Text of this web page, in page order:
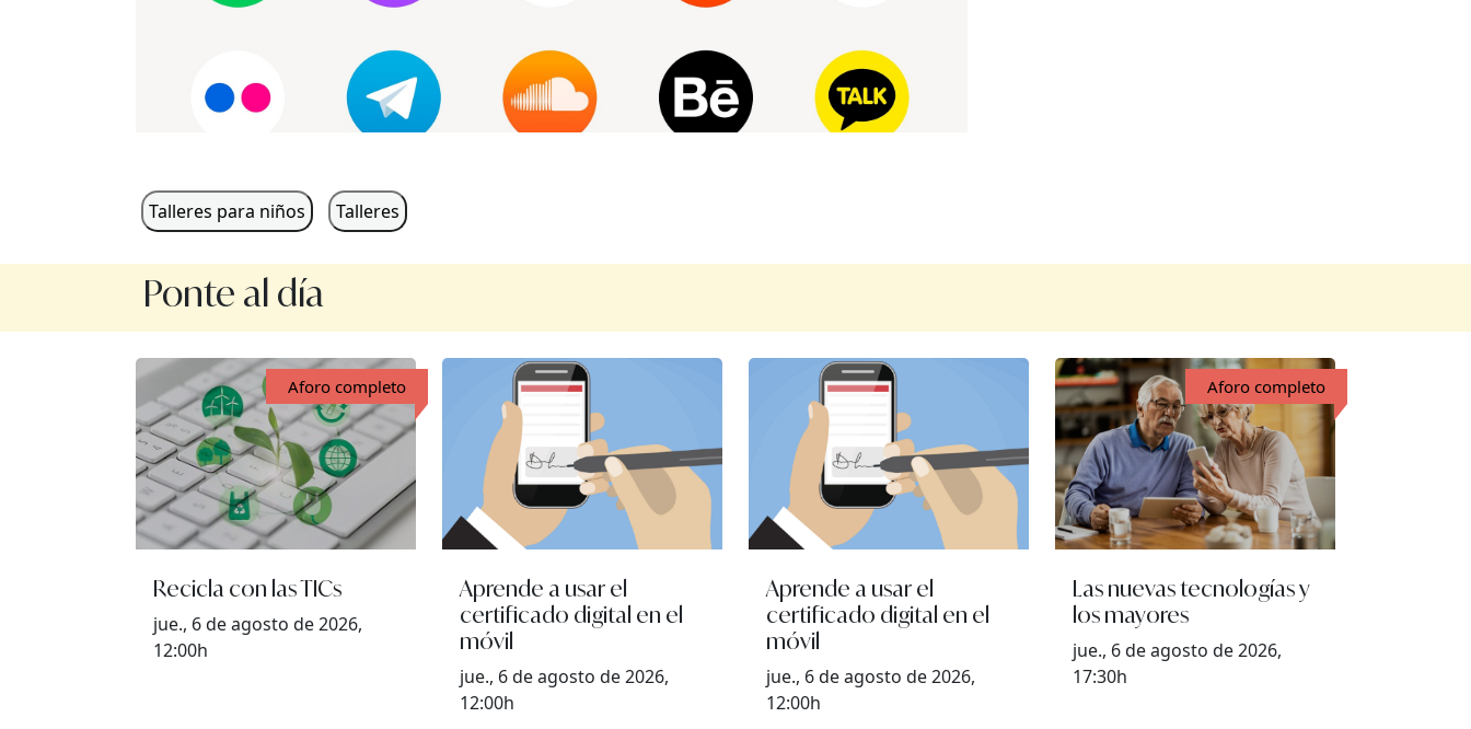
Talleres para niños Talleres
Ponte al día
Aforo completo
Recicla con las TICs
jue., 6 de agosto de 2026,
12:00h
Aprende a usar el
certificado digital en el
móvil
jue., 6 de agosto de 2026,
12:00h
Aprende a usar el
certificado digital en el
móvil
jue., 6 de agosto de 2026,
12:00h
Aforo completo
Las nuevas tecnologías y
los mayores
jue., 6 de agosto de 2026,
17:30h